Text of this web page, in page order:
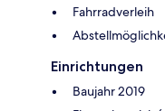
Fahrradverleih
Einrichtungen
Baujahr 2019